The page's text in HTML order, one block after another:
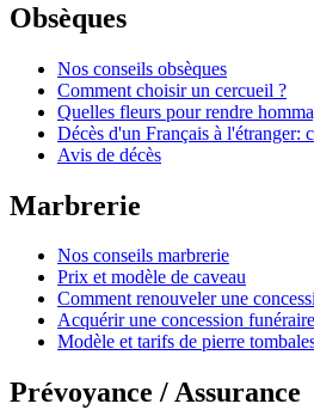
Obsèques
Nos conseils obsèques
Comment choisir un cercueil ?
Quelles fleurs pour rendre
Décès d'un Français à l'étranger:
Avis de décès
Marbrerie
Nos conseils marbrerie
Prix et modèle de caveau
Comment renouveler une
Acquérir une concession
Modèle et tarifs de pierre
Prévoyance / Assurance